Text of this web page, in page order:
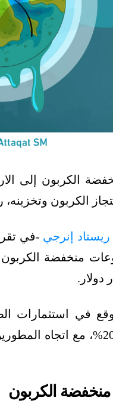
الكربون
ريستاد إنرجي
في استثمارات
السنوات الأخيرة، الذي بلغ
منخفضة الكربون